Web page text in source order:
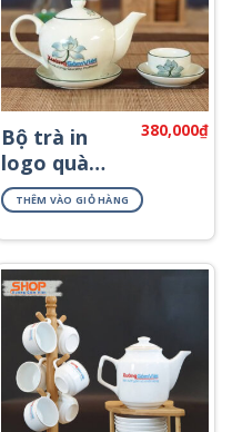
Bộ trà in
logo quà
tặng hoa
sen ATV-14
380,000₫
THÊM VÀO GIỎ HÀNG